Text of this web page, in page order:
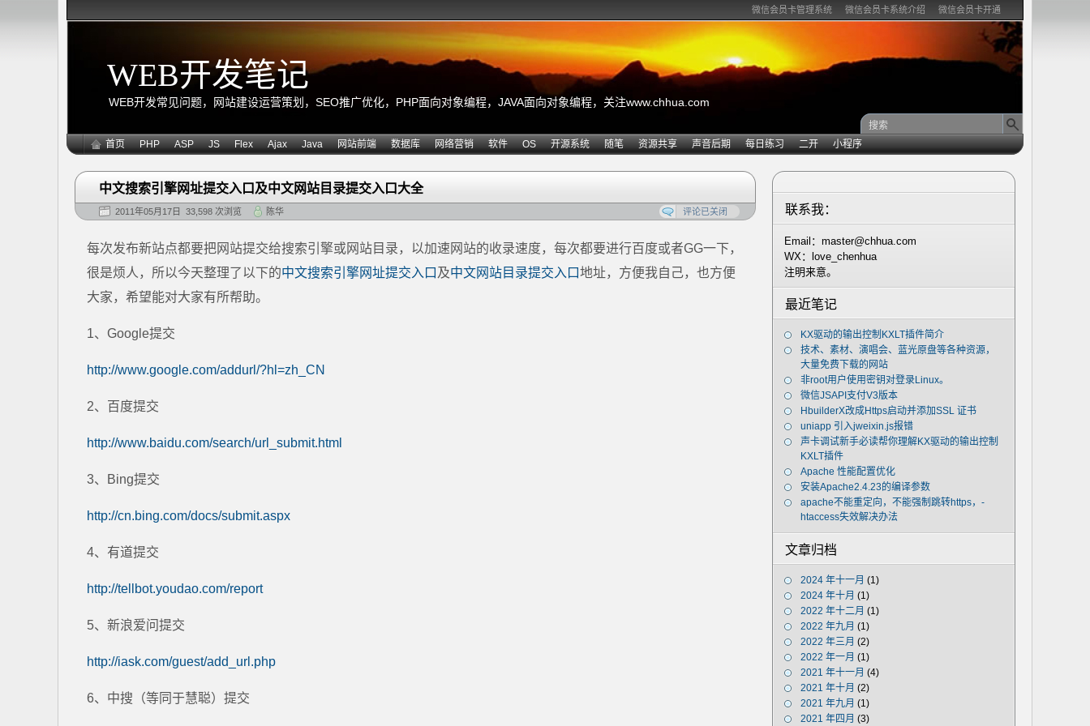
微信会员卡管理系统 微信会员卡系统介绍 微信会员卡开通
WEB开发笔记
WEB开发常见问题，网站建设运营策划，SEO推广优化，PHP面向对象编程，JAVA面向对象编程，关注www.chhua.com
首页 PHP ASP JS Flex Ajax Java 网站前端 数据库 网络营销 软件 OS 开源系统 随笔 资源共享 声音后期 每日练习 二开 小程序
中文搜索引擎网址提交入口及中文网站目录提交入口大全
2011年05月17日 33,598 次浏览 陈华 评论已关闭
每次发布新站点都要把网站提交给搜索引擎或网站目录，以加速网站的收录速度，每次都要进行百度或者GG一下，
很是烦人，所以今天整理了以下的中文搜索引擎网址提交入口 及中文网站目录提交入口地址，方便我自己，也方便
大家，希望能对大家有所帮助。
1、Google提交
http://www.google.com/addurl/?hl=zh_CN
2、百度提交
http://www.baidu.com/search/url_submit.html
3、Bing提交
http://cn.bing.com/docs/submit.aspx
4、有道提交
http://tellbot.youdao.com/report
5、新浪爱问提交
http://iask.com/guest/add_url.php
6、中搜（等同于慧聪）提交
联系我：
Email：master@chhua.com
WX：love_chenhua
注明来意。
最近笔记
KX驱动的输出控制KXLT插件简介
技术、素材、演唱会、蓝光原盘等各种资源，
大量免费下载的网站
非root用户使用密钥对登录Linux。
微信JSAPI支付V3版本
HbuilderX改成Https启动并添加SSL 证书
uniapp 引入jweixin.js报错
声卡调试新手必读帮你理解KX驱动的输出控制
KXLT插件
Apache 性能配置优化
安装Apache2.4.23的编译参数
apache不能重定向，不能强制跳转https，-
htaccess失效解决办法
文章归档
2024 年十一月 (1)
2024 年十月 (1)
2022 年十二月 (1)
2022 年九月 (1)
2022 年三月 (2)
2022 年一月 (1)
2021 年十一月 (4)
2021 年十月 (2)
2021 年九月 (1)
2021 年四月 (3)